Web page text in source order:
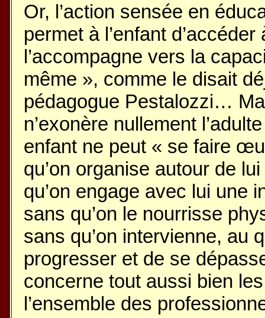
Or, l’action sensée en
permet à l’enfant
l’accompagne vers la
même », comme le disait
pédagogue Pestalozzi…
n’exonère nullement
enfant ne peut « se faire
qu’on organise autour de
qu’on engage avec lui une
sans qu’on le nourrisse
sans qu’on intervienne, au
progresser et de se
concerne tout aussi bien
l’ensemble des